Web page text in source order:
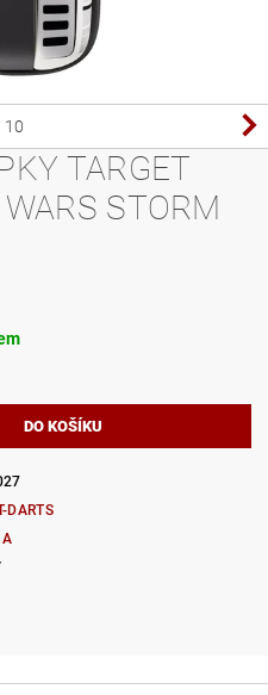
10
TARGET
STORM
DARTS